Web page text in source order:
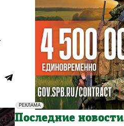
РЕКЛАМА
Социальная реклама
Последние новости